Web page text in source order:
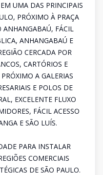
UMA DAS PRINCIPAIS
PRÓXIMO À PRAÇA
ANHANGABAÚ, FÁCIL
ANHANGABAÚ E
CERCADA POR
CARTÓRIOS E
A GALERIAS
E POLOS DE
EXCELENTE FLUXO
FÁCIL ACESSO
E SÃO LUÍS.
PARA INSTALAR
COMERCIAIS
DE SÃO PAULO.